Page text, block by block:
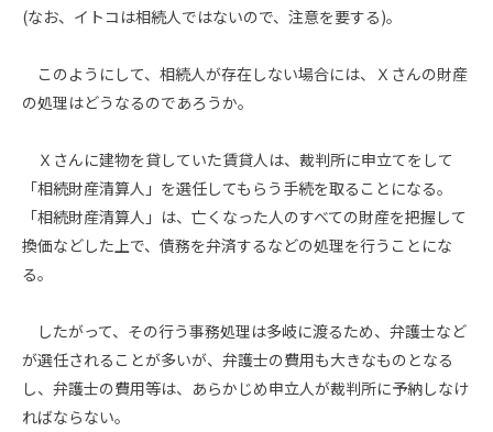
(なお、イトコは相続人ではないので、注意を要する)。
このようにして、相続人が存在しない場合には、Ｘさんの財産
の処理はどうなるのであろうか。
Ｘさんに建物を貸していた賃貸人は、裁判所に申立てをして
「相続財産清算人」を選任してもらう手続を取ることになる。
「相続財産清算人」は、亡くなった人のすべての財産を把握して
換価などした上で、債務を弁済するなどの処理を行うことにな
る。
したがって、その行う事務処理は多岐に渡るため、弁護士など
が選任されることが多いが、弁護士の費用も大きなものとなる
し、弁護士の費用等は、あらかじめ申立人が裁判所に予納しなけ
ればならない。